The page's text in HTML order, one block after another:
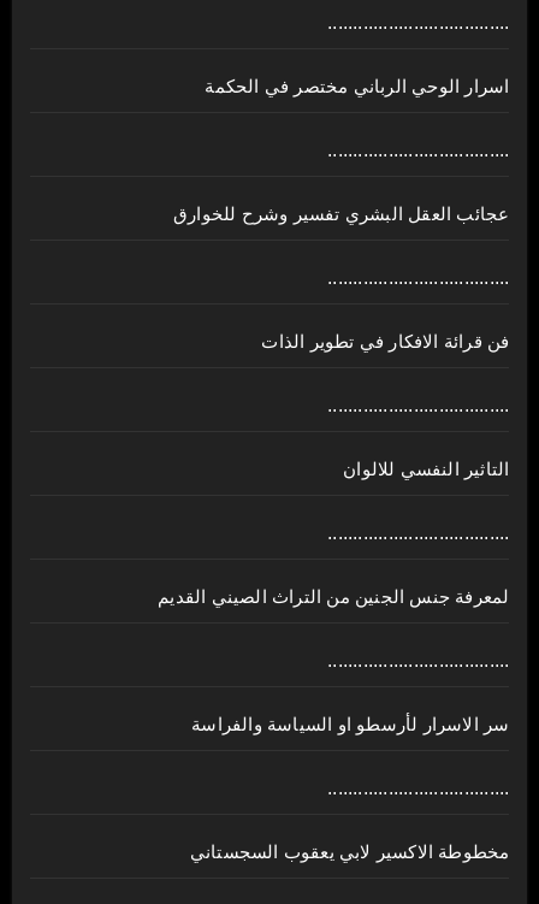
....................................
اسرار الوحي الرباني مختصر في الحكمة
....................................
عجائب العقل البشري تفسير وشرح للخوارق
....................................
فن قرائة الافكار في تطوير الذات
....................................
التاثير النفسي للالوان
....................................
لمعرفة جنس الجنين من التراث الصيني القديم
....................................
سر الاسرار لأرسطو او السياسة والفراسة
....................................
مخطوطة الاكسير لابي يعقوب السجستاني